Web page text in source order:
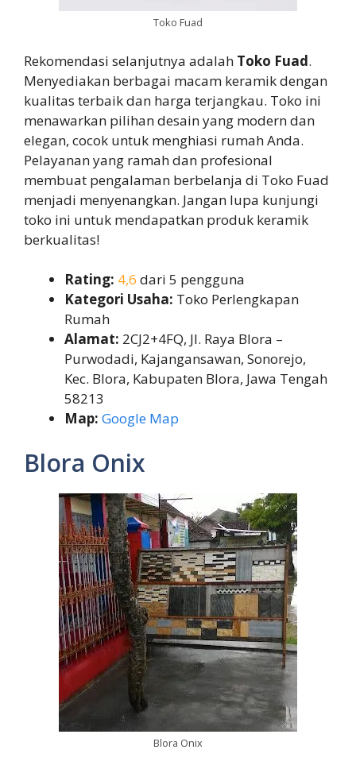
Toko Fuad
Rekomendasi selanjutnya adalah Toko Fuad.
Menyediakan berbagai macam keramik dengan
kualitas terbaik dan harga terjangkau. Toko ini
menawarkan pilihan desain yang modern dan
elegan, cocok untuk menghiasi rumah Anda.
Pelayanan yang ramah dan profesional
membuat pengalaman berbelanja di Toko Fuad
menjadi menyenangkan. Jangan lupa kunjungi
toko ini untuk mendapatkan produk keramik
berkualitas!
Rating: 4,6 dari 5 pengguna
Kategori Usaha: Toko Perlengkapan
Rumah
Alamat: 2CJ2+4FQ, Jl. Raya Blora –
Purwodadi, Kajangansawan, Sonorejo,
Kec. Blora, Kabupaten Blora, Jawa Tengah
58213
Map: Google Map
Blora Onix
Blora Onix